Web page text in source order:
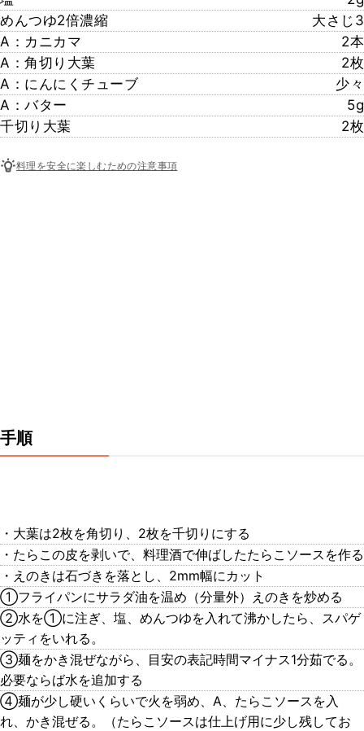
めんつゆ2倍濃縮
大さじ3
A：カニカマ
2本
A：角切り大葉
2枚
A：にんにくチューブ
少々
A：バター
5g
千切り大葉
2枚
料理を安全に楽しむための注意事項
手順
・大葉は2枚を角切り、2枚を千切りにする
・たらこの皮を剥いで、料理酒で伸ばしたたらこソースを作る
・えのきは石づきを落とし、2mm幅にカット
①フライパンにサラダ油を温め（分量外）えのきを炒める
②水を①に注ぎ、塩、めんつゆを入れて沸かしたら、スパゲ
ッティをいれる。
③麺をかき混ぜながら、目安の表記時間マイナス1分茹でる。
必要ならば水を追加する
④麺が少し硬いくらいで火を弱め、A、たらこソースを入
れ、かき混ぜる。（たらこソースは仕上げ用に少し残してお